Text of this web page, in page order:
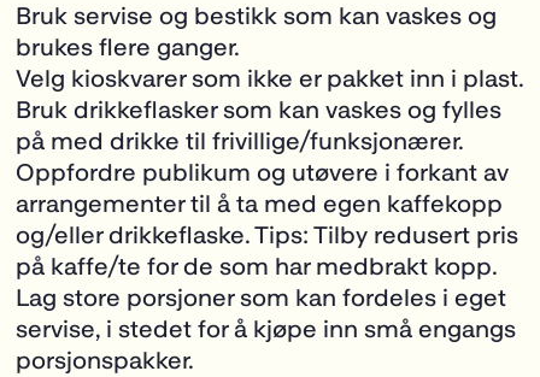
Bruk servise og bestikk som kan vaskes og
brukes flere ganger.
Velg kioskvarer som ikke er pakket inn i plast.
Bruk drikkeflasker som kan vaskes og fylles
på med drikke til frivillige/funksjonærer.
Oppfordre publikum og utøvere i forkant av
arrangementer til å ta med egen kaffekopp
og/eller drikkeflaske. Tips: Tilby redusert pris
på kaffe/te for de som har medbrakt kopp.
Lag store porsjoner som kan fordeles i eget
servise, i stedet for å kjøpe inn små engangs
porsjonspakker.